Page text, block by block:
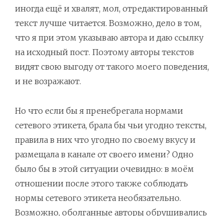
иногда ещё и хвалят, мол, отредактированный
текст лучше читается. Возможно, дело в том,
что я при этом указываю автора и даю ссылку
на исходный пост. Поэтому авторы текстов
видят свою выгоду от такого моего поведения,
и не возражают.
Но что если бы я пренебрегала нормами
сетевого этикета, брала бы чьи угодно тексты,
правила в них что угодно по своему вкусу и
размещала в канале от своего имени? Одно
было бы в этой ситуации очевидно: в моём
отношении после этого также соблюдать
нормы сетевого этикета необязательно.
Возможно, оболганные авторы обрушивались